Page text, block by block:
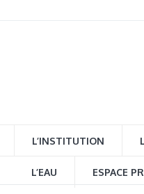
L’INSTITUTION
L’EAU ESPACE